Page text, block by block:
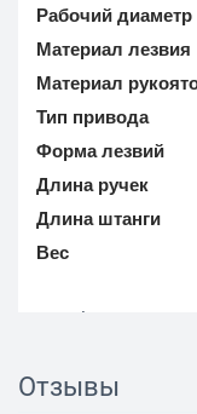
Рабочий диаметр
Материал лезвия
Материал
Тип привода
Форма лезвий
Длина ручек
Длина штанги
Вес
Особенности
лезвий
Отзывы